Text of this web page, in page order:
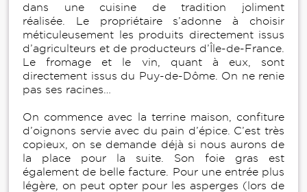
dans une cuisine de tradition joliment
réalisée. Le propriétaire s’adonne à choisir
méticuleusement les produits directement issus
d’agriculteurs et de producteurs d’Île-de-France.
Le fromage et le vin, quant à eux, sont
directement issus du Puy-de-Dôme. On ne renie
pas ses racines…
On commence avec la terrine maison, confiture
d’oignons servie avec du pain d’épice. C’est très
copieux, on se demande déjà si nous aurons de
la place pour la suite. Son foie gras est
également de belle facture. Pour une entrée plus
légère, on peut opter pour les asperges (lors de